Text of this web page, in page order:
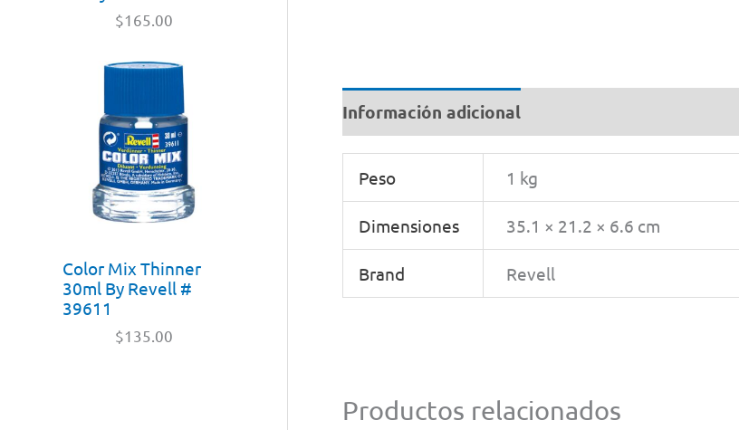
$165.00
Color Mix Thinner
30ml By Revell #
39611
$135.00
Información adicional
Peso 1 kg
Dimensiones 35.1 × 21.2 × 6.6 cm
Brand Revell
Productos relacionados